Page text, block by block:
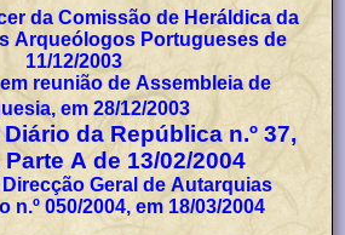
da Comissão de Heráldica da
Arqueólogos Portugueses de
11/12/2003
reunião de Assembleia de
em 28/12/2003
da República n.º 37,
Parte A de 13/02/2004
Geral de Autarquias
n.º 050/2004, em 18/03/2004